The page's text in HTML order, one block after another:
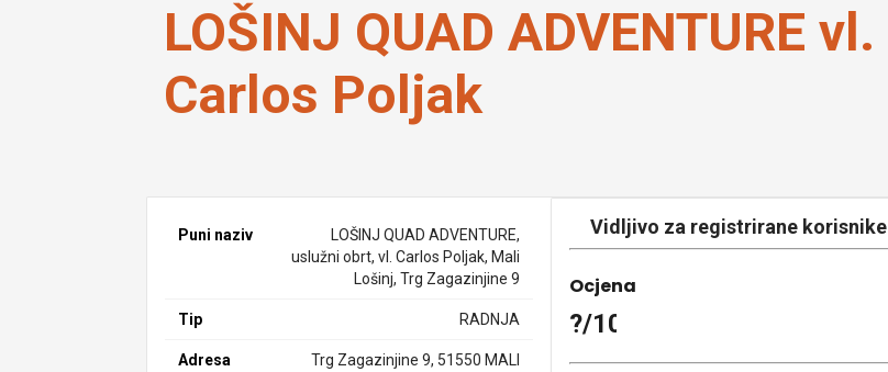
LOŠINJ QUAD ADVENTURE vl.
Carlos Poljak
Puni naziv
LOŠINJ QUAD ADVENTURE,
uslužni obrt, vl. Carlos Poljak, Mali
Lošinj, Trg Zagazinjine 9
Tip RADNJA
Adresa
Trg Zagazinjine 9, 51550 MALI
Vidljivo za registrirane korisnike
Ocjena
?/10